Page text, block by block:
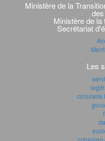
transverse
Ministère de la
Ministère de la
Secrétariat
Les